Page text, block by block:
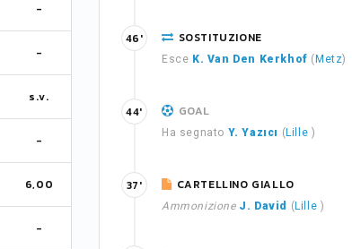
-
-
s.v.
-
6,00
-
SOSTITUZIONE
Esce K. Van Den Kerkhof ( Metz)
46'
GOAL
Ha segnato Y. Yazıcı ( Lille )
44'
CARTELLINO GIALLO
Ammonizione J. David ( Lille )
37'